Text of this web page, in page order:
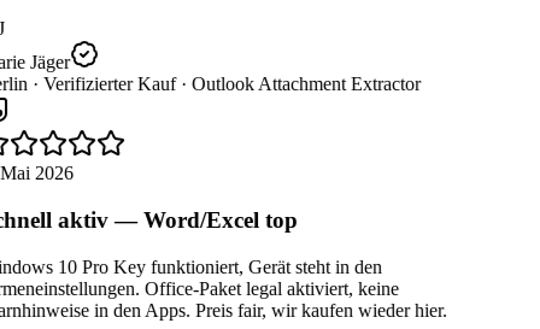
Jäger
· Verifizierter Kauf · Outlook Attachment Extractor
2026
aktiv — Word/Excel top
10 Pro Key funktioniert, Gerät steht in den
Office-Paket legal aktiviert, keine
in den Apps. Preis fair, wir kaufen wieder hier.